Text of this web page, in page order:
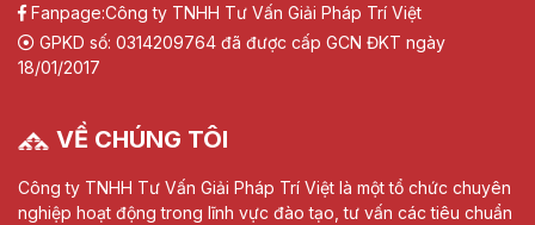
Fanpage:Công ty TNHH Tư Vấn Giải Pháp Trí Việt
GPKD số: 0314209764 đã được cấp GCN ĐKT ngày
18/01/2017
VỀ CHÚNG TÔI
Công ty TNHH Tư Vấn Giải Pháp Trí Việt là một tổ chức chuyên
nghiệp hoạt động trong lĩnh vực đào tạo, tư vấn các tiêu chuẩn